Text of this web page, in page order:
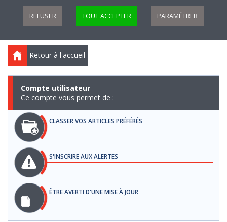
REFUSER TOUT ACCEPTER PARAMÉTRER
Retour à l'accueil
Compte utilisateur
Ce compte vous permet de :
CLASSER VOS ARTICLES PRÉFÉRÉS
S'INSCRIRE AUX ALERTES
ÊTRE AVERTI D'UNE MISE À JOUR